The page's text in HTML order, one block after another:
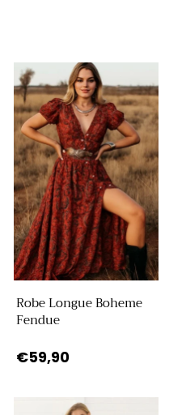
Robe Longue Boheme
Fendue
Prix
€59,90